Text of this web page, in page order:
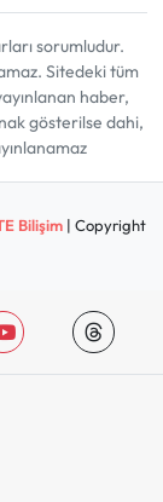
sorumludur.
Sitedeki tüm
haber,
gösterilse dahi,
Bilişim| Copyright